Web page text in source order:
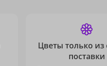
Цветы только из
поставки